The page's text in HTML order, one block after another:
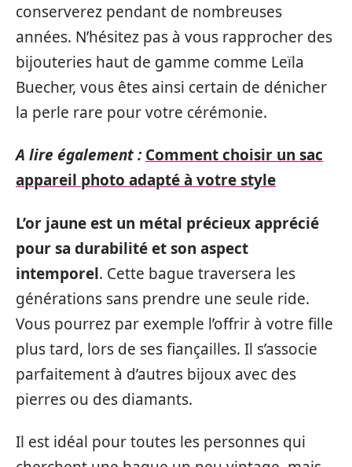
conserverez pendant de nombreuses
années. N’hésitez pas à vous rapprocher des
bijouteries haut de gamme comme Leïla
Buecher, vous êtes ainsi certain de dénicher
la perle rare pour votre cérémonie.
A lire également : Comment choisir un sac
appareil photo adapté à votre style
L’or jaune est un métal précieux apprécié
pour sa durabilité et son aspect
intemporel. Cette bague traversera les
générations sans prendre une seule ride.
Vous pourrez par exemple l’offrir à votre fille
plus tard, lors de ses fiançailles. Il s’associe
parfaitement à d’autres bijoux avec des
pierres ou des diamants.
Il est idéal pour toutes les personnes qui